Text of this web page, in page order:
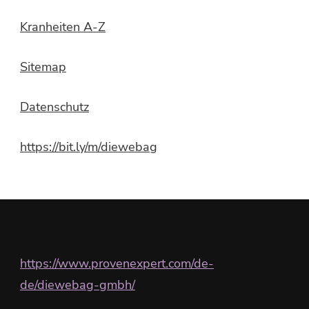
Kranheiten A-Z
Sitemap
Datenschutz
https://bit.ly/m/diewebag
https://www.provenexpert.com/de-
de/diewebag-gmbh/